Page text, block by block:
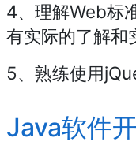
4、理解Web标
有实际的了解和
5、熟练使用
Java软件